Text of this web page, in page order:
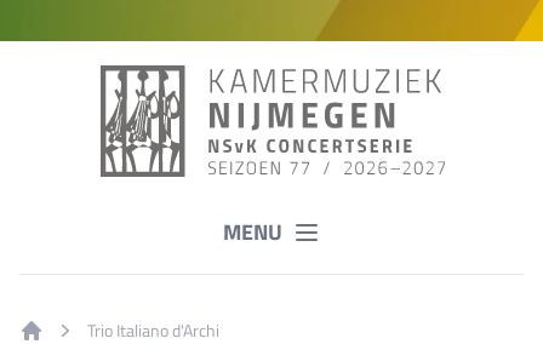
MENU
Trio Italiano d'Archi